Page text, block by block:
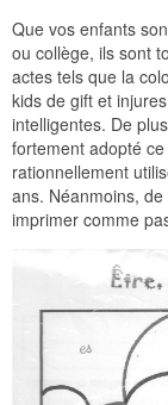
Que vos enfants
ou collège, ils sont
actes tels que la
kids de gift et
intelligentes. De
fortement adopté ce
rationnellement
ans. Néanmoins,
imprimer comme